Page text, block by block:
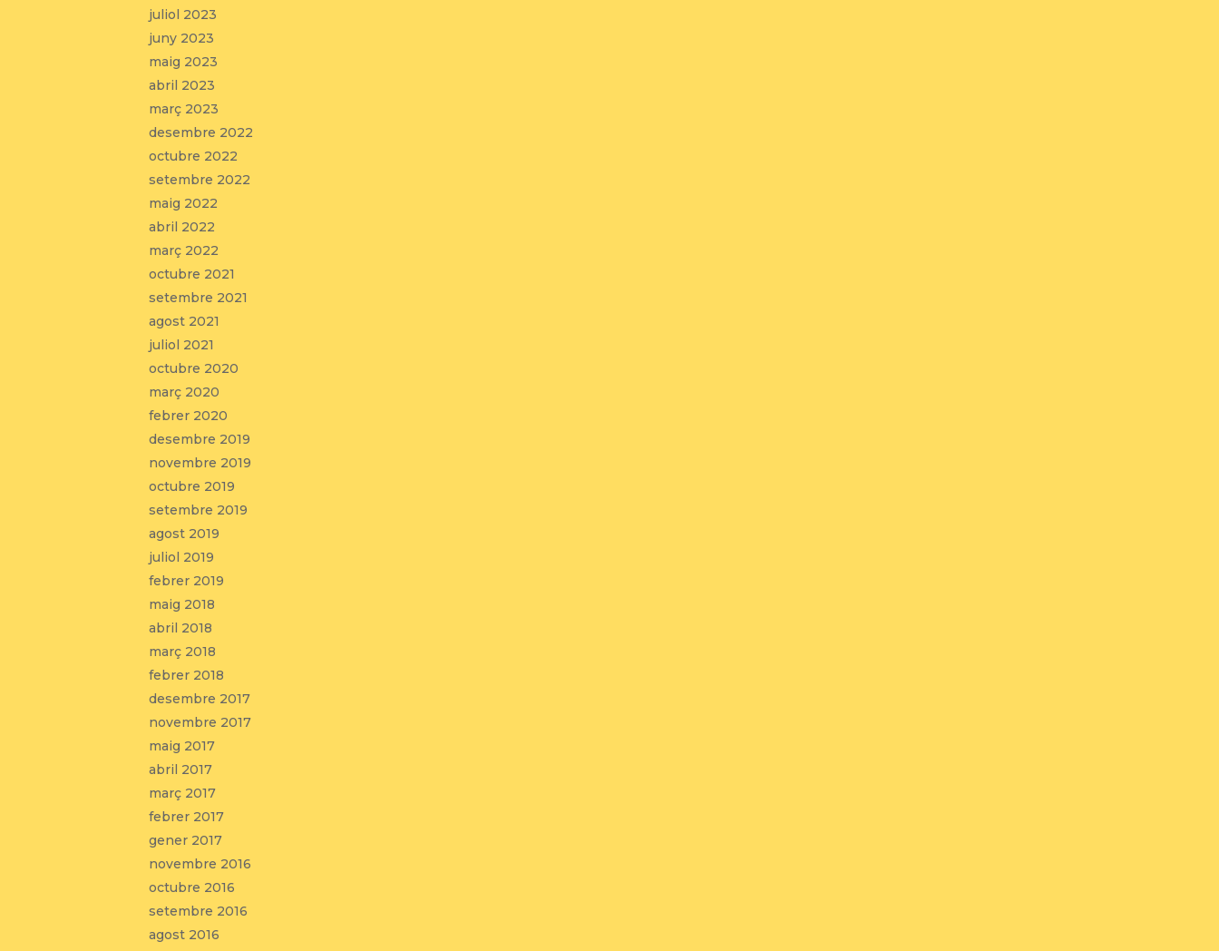
juliol 2023
juny 2023
maig 2023
abril 2023
març 2023
desembre 2022
octubre 2022
setembre 2022
maig 2022
abril 2022
març 2022
octubre 2021
setembre 2021
agost 2021
juliol 2021
octubre 2020
març 2020
febrer 2020
desembre 2019
novembre 2019
octubre 2019
setembre 2019
agost 2019
juliol 2019
febrer 2019
maig 2018
abril 2018
març 2018
febrer 2018
desembre 2017
novembre 2017
maig 2017
abril 2017
març 2017
febrer 2017
gener 2017
novembre 2016
octubre 2016
setembre 2016
agost 2016